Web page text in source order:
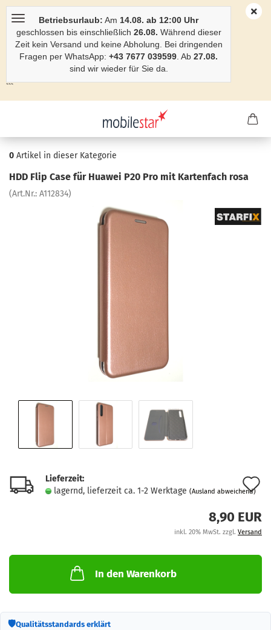
Betriebsurlaub: Am 14.08. ab 12:00 Uhr
geschlossen bis einschließlich 26.08. Während dieser
Zeit kein Versand und keine Abholung. Bei dringenden
Fragen per WhatsApp: +43 7677 039599 . Ab 27.08.
sind wir wieder für Sie da.
```
0 Artikel in dieser Kategorie
HDD Flip Case für Hua­wei P20 Pro mit Kar­ten­fach rosa
(Art.Nr.: A112834)
Lieferzeit:
lagernd, lieferzeit ca. 1-2 Werktage (Ausland abweichend)
8,90 EUR
inkl. 20% MwSt. zzgl. Versand
In den Warenkorb
🛡Qualitätsstandards erklärt